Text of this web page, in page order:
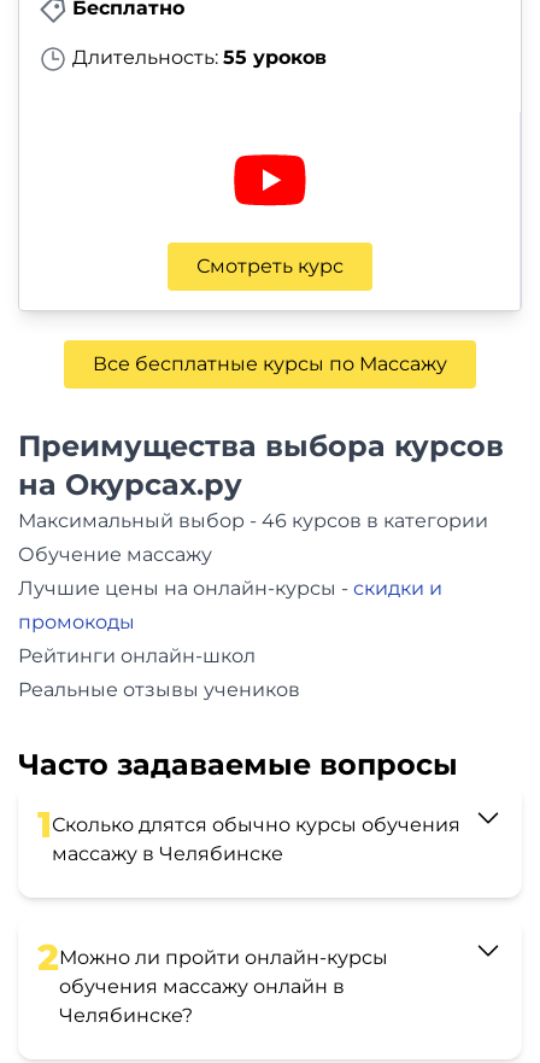
Бесплатно
Длительность: 55 уроков
Смотреть курс
Все бесплатные курсы по Массажу
Преимущества выбора курсов
на Окурсах.ру
Максимальный выбор - 46 курсов в категории
Обучение массажу
Лучшие цены на онлайн-курсы - скидки и
промокоды
Рейтинги онлайн-школ
Реальные отзывы учеников
Часто задаваемые вопросы
1Сколько длятся обычно курсы обучения
массажу в Челябинске
2Можно ли пройти онлайн-курсы
обучения массажу онлайн в
Челябинске?